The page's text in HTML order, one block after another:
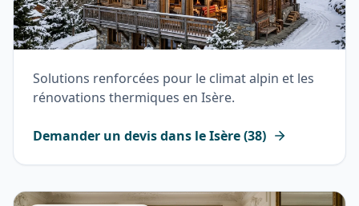
Solutions renforcées pour le climat alpin et les
rénovations thermiques en Isère.
Demander un devis dans leIsère(38)